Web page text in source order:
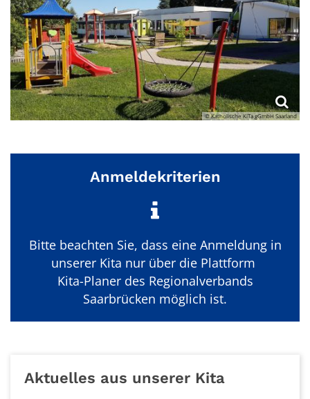
© Katholische KiTa gGmbH Saarland
Anmeldekriterien
Bitte beachten Sie, dass eine Anmeldung in
unserer Kita nur über die Plattform
Kita-Planer des Regionalverbands
Saarbrücken möglich ist.
Aktuelles aus unserer Kita